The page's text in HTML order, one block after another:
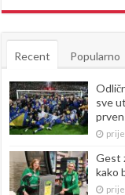
Recent Popularno
sve
prije
Gest
kako